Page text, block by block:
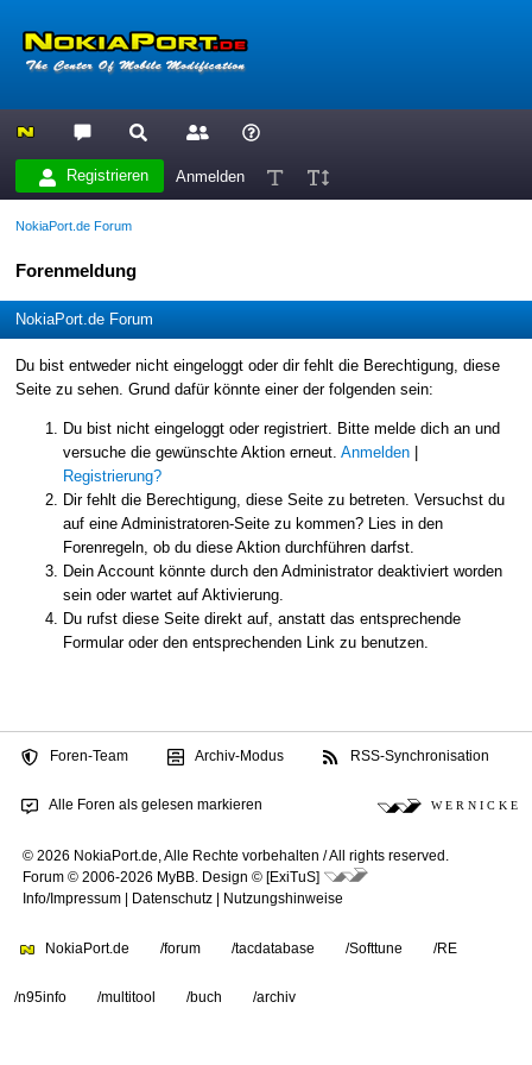
Registrieren Anmelden
NokiaPort.de Forum
Forenmeldung
NokiaPort.de Forum
Du bist entweder nicht eingeloggt oder dir fehlt die Berechtigung, diese
Seite zu sehen. Grund dafür könnte einer der folgenden sein:
Du bist nicht eingeloggt oder registriert. Bitte melde dich an und
versuche die gewünschte Aktion erneut. Anmelden|
Registrierung?
Dir fehlt die Berechtigung, diese Seite zu betreten. Versuchst du
auf eine Administratoren-Seite zu kommen? Lies in den
Forenregeln, ob du diese Aktion durchführen darfst.
Dein Account könnte durch den Administrator deaktiviert worden
sein oder wartet auf Aktivierung.
Du rufst diese Seite direkt auf, anstatt das entsprechende
Formular oder den entsprechenden Link zu benutzen.
Foren-Team Archiv-Modus RSS-Synchronisation
Alle Foren als gelesen markieren W E R N I C K E
© 2026 NokiaPort.de, Alle Rechte vorbehalten /All rights reserved.
Forum © 2006-2026 MyBB
Design © [ExiTuS]
Info/Impressum
Datenschutz Nutzungshinweise
NokiaPort.de /forum /tacdatabase /Softtune /RE
/n95info /multitool /buch /archiv